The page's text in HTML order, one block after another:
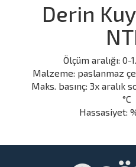
Derin
Ölçüm aralığı: 0-
Malzeme: paslanmaz
Maks. basınç: 3x aralık
°C
Hassasiyet: